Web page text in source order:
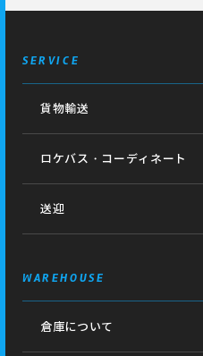
SERVICE
貨物輸送
ロケバス・コーディネート
送迎
WAREHOUSE
倉庫について